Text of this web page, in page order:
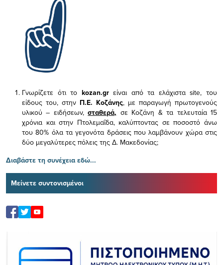
Γνωρίζετε ότι το kozan.gr είναι από τα ελάχισταsite, του
είδους του, στην Π.Ε. Κοζάνης, με παραγωγή πρωτογενούς
υλικού – ειδήσεων,σταθερά, σε Κοζάνη & τα τελευταία 15
χρόνια και στην Πτολεμαΐδα, καλύπτοντας σε ποσοστό άνω
του 80% όλα τα γεγονότα δράσεις που λαμβάνουν χώρα στις
δύο μεγαλύτερες πόλεις της Δ. Μακεδονίας;
Διαβάστε τη συνέχεια εδώ...
Μείνετε συντονισμένοι